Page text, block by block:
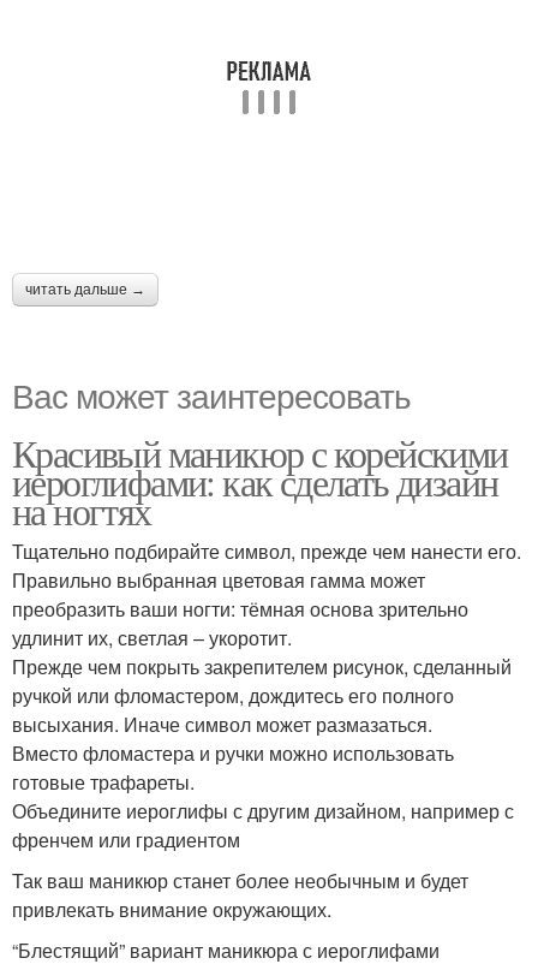
читать дальше →
Вас может заинтересовать
Красивый маникюр с корейскими
иероглифами: как сделать дизайн
на ногтях
Тщательно подбирайте символ, прежде чем нанести его.
Правильно выбранная цветовая гамма может
преобразить ваши ногти: тёмная основа зрительно
удлинит их, светлая – укоротит.
Прежде чем покрыть закрепителем рисунок, сделанный
ручкой или фломастером, дождитесь его полного
высыхания. Иначе символ может размазаться.
Вместо фломастера и ручки можно использовать
готовые трафареты.
Объедините иероглифы с другим дизайном, например с
френчем или градиентом
Так ваш маникюр станет более необычным и будет
привлекать внимание окружающих.
“Блестящий” вариант маникюра с иероглифами